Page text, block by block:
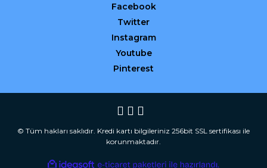
Facebook
Twitter
Instagram
Youtube
Pinterest
© Tüm hakları saklıdır. Kredi kartı bilgileriniz 256bit SSL sertifikası ile
korunmaktadır.
ideasoft e-